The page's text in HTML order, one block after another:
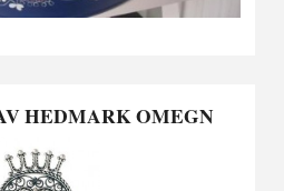
HEDMARK OMEGN